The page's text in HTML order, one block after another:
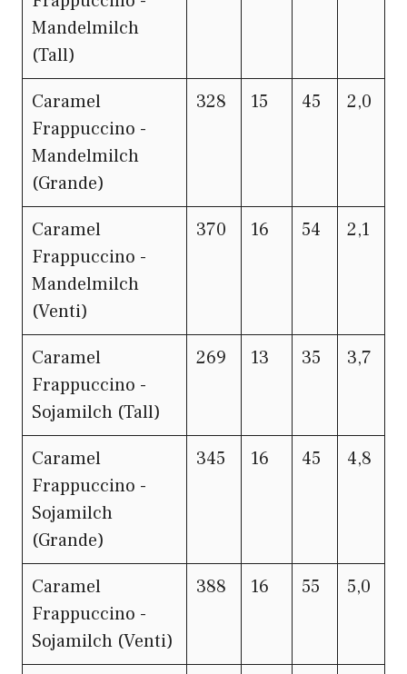
Mandelmilch
(Tall)
Caramel
Frappuccino -
Mandelmilch
(Grande)
328 15 45 2,0
Caramel
Frappuccino -
Mandelmilch
(Venti)
370 16 54 2,1
Caramel
Frappuccino -
Sojamilch (Tall)
269 13 35 3,7
Caramel
Frappuccino -
Sojamilch
(Grande)
345 16 45 4,8
Caramel
Frappuccino -
Sojamilch (Venti)
388 16 55 5,0